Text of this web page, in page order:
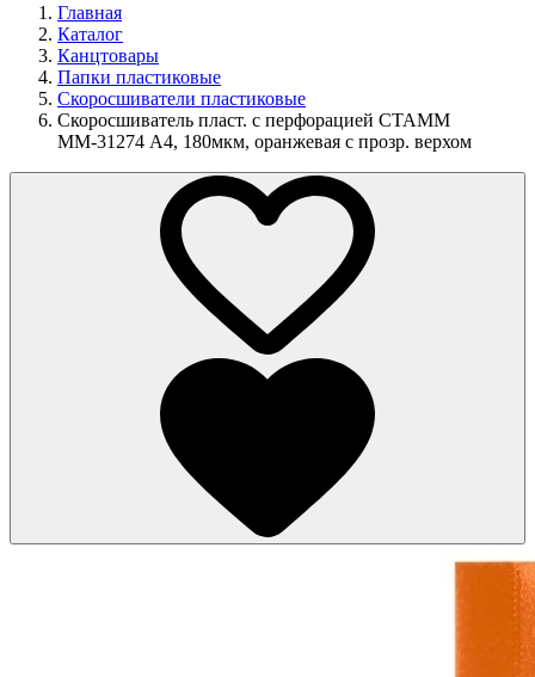
Главная
Каталог
Канцтовары
Папки пластиковые
Скоросшиватели пластиковые
Скоросшиватель пласт. с перфорацией СТАММ
ММ-31274 А4, 180мкм, оранжевая с прозр. верхом